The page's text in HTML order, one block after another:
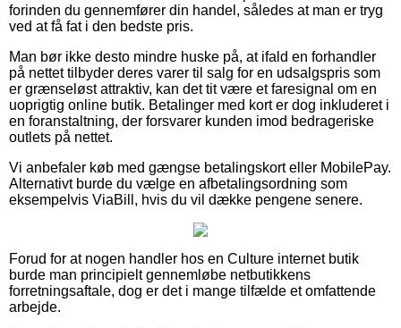
forinden du gennemfører din handel, således at man er tryg
ved at få fat i den bedste pris.
Man bør ikke desto mindre huske på, at ifald en forhandler
på nettet tilbyder deres varer til salg for en udsalgspris som
er grænseløst attraktiv, kan det tit være et faresignal om en
uoprigtig online butik. Betalinger med kort er dog inkluderet i
en foranstaltning, der forsvarer kunden imod bedrageriske
outlets på nettet.
Vi anbefaler køb med gængse betalingskort eller MobilePay.
Alternativt burde du vælge en afbetalingsordning som
eksempelvis ViaBill, hvis du vil dække pengene senere.
Forud for at nogen handler hos en Culture internet butik
burde man principielt gennemløbe netbutikkens
forretningsaftale, dog er det i mange tilfælde et omfattende
arbejde.